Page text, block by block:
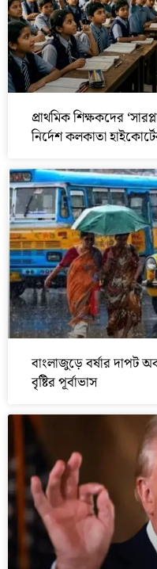
প্রাথমিক শিক্ষকদের
নির্দেশ কলকাতা
বাংলাজুড়ে বর্ষার দাপট
বৃষ্টির পূর্বাভাস